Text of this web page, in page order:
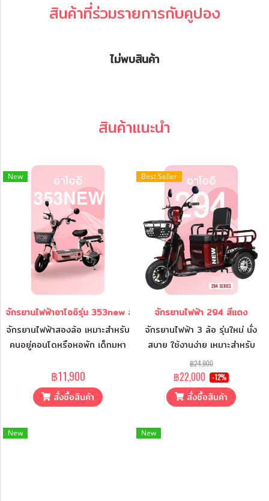
สินค้าที่ร่วมรายการกับคูปอง
ไม่พบสินค้า
สินค้าแนะนำ
New
จักรยานไฟฟ้าอาโออิรุ่น 353new สีชมพู
จักรยานไฟฟ้าสองล้อ เหมาะสำหรับ
คนอยู่คอนโดหรือหอพัก เด็กมหา
ปลอดภัย แถมยังมีสัญญาณกัน
ขโมย
฿11,900
สั่งซื้อสินค้า
Best Seller
จักรยานไฟฟ้า 294 สีแดง
จักรยานไฟฟ้า 3 ล้อ รุ่นใหม่ นั่ง
สบาย ใช้งานง่าย เหมาะสำหรับ
ครอบครัว
฿24,900
฿22,000 -12%
สั่งซื้อสินค้า
New New